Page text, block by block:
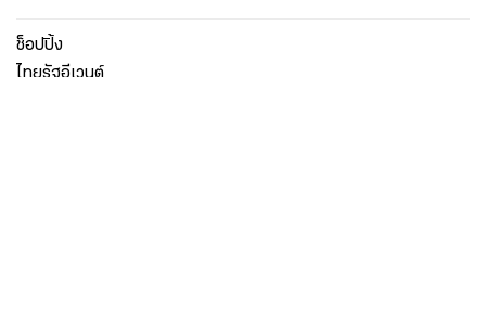
ช็อปปิ้ง
ไทยรัฐอีเวนต์